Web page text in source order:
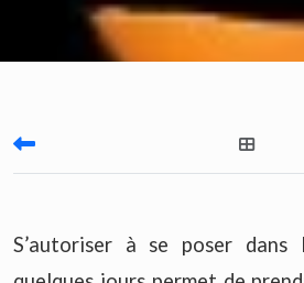
S’autoriser à se poser dans